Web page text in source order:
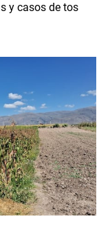
y casos de tos